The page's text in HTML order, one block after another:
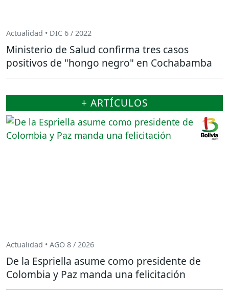
Actualidad • DIC 6 / 2022
Ministerio de Salud confirma tres casos
positivos de "hongo negro" en Cochabamba
+ ARTÍCULOS
Actualidad • AGO 8 / 2026
De la Espriella asume como presidente de
Colombia y Paz manda una felicitación